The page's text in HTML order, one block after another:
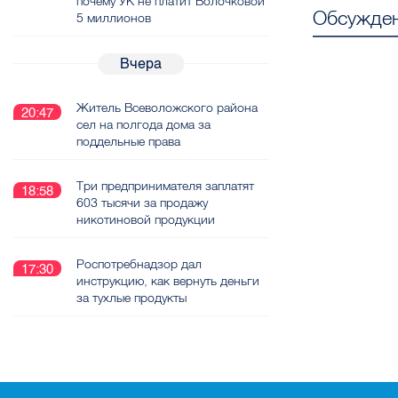
5 миллионов
Вчера
20:47
Житель Всеволожского района
сел на полгода дома за
поддельные права
18:58
Три предпринимателя заплатят
603 тысячи за продажу
никотиновой продукции
17:30
Роспотребнадзор дал
инструкцию, как вернуть деньги
за тухлые продукты